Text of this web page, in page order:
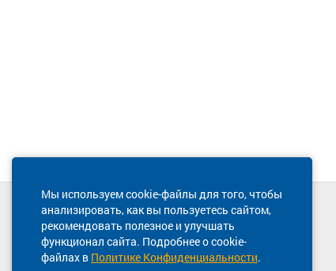
Мы используем cookie-файлы для того, чтобы
анализировать, как вы пользуетесь сайтом,
рекомендовать полезное и улучшать
функционал сайта. Подробнее о cookie-
файлах в Политике Конфиденциальности.
Техническая поддержка сайта
8 800 600-03-38